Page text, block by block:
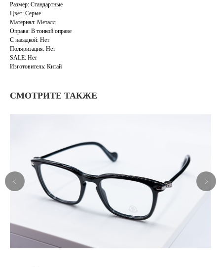
Размер: Стандартные
Цвет: Серые
Материал: Металл
Оправа: В тонкой оправе
С насадкой: Нет
Поляризация: Нет
SALE: Нет
Изготовитель: Китай
СМОТРИТЕ ТАКЖЕ